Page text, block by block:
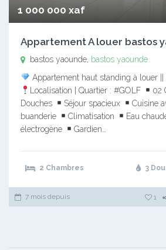
1 000 000 xaf
Appartement A louer bastos
bastos yaounde, bastos yaounde
Appartement haut standing à louer
Localisation | Quartier : #GOLF
02
Douches
Séjour spacieux
Cuisine
buanderie
Climatisation Eau
électrogène
Gardien…
2 Chambres 3
7 mois depuis 1